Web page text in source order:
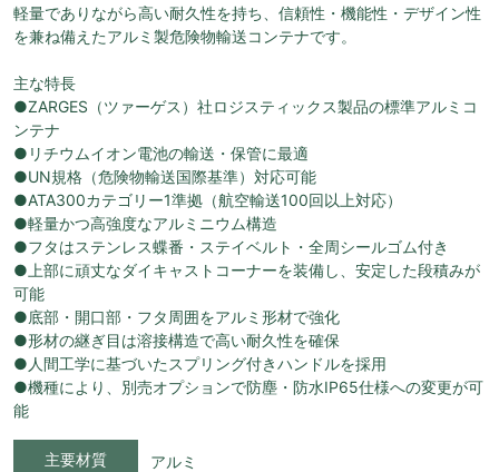
軽量でありながら高い耐久性を持ち、信頼性・機能性・デザイン性
を兼ね備えたアルミ製危険物輸送コンテナです。
主な特長
●ZARGES（ツァーゲス）社ロジスティックス製品の標準アルミコ
ンテナ
●リチウムイオン電池の輸送・保管に最適
●UN規格（危険物輸送国際基準）対応可能
●ATA300カテゴリー1準拠（航空輸送100回以上対応）
●軽量かつ高強度なアルミニウム構造
●フタはステンレス蝶番・ステイベルト・全周シールゴム付き
●上部に頑丈なダイキャストコーナーを装備し、安定した段積みが
可能
●底部・開口部・フタ周囲をアルミ形材で強化
●形材の継ぎ目は溶接構造で高い耐久性を確保
●人間工学に基づいたスプリング付きハンドルを採用
●機種により、別売オプションで防塵・防水IP65仕様への変更が可
能
主要材質 アルミ